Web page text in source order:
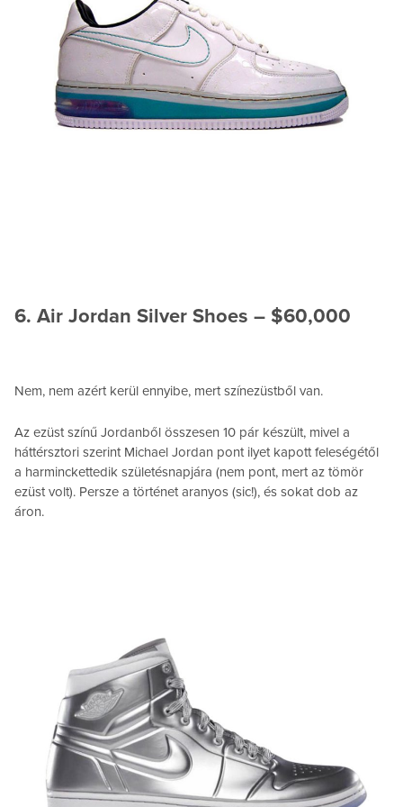
6. Air Jordan Silver Shoes – $60,000
Nem, nem azért kerül ennyibe, mert színezüstből van.
Az ezüst színű Jordanből összesen 10 pár készült, mivel a
háttérsztori szerint Michael Jordan pont ilyet kapott feleségétől
a harminckettedik születésnapjára (nem pont, mert az tömör
ezüst volt). Persze a történet aranyos (sic!), és sokat dob az
áron.